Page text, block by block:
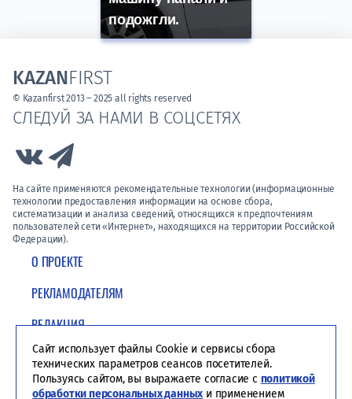
подожгли.
О ПРОЕКТЕ
РЕКЛАМОДАТЕЛЯМ
РЕДАКЦИЯ
ПОЛИТИКА КОНФИДЕНЦИАЛЬНОСТИ
СЛЕДУЙ ЗА НАМИ В СОЦСЕТЯХ
Link to Vk
На сайте применяются рекомендательные технологии (информационные
технологии предоставления информации на основе сбора,
систематизации и анализа сведений, относящихся к предпочтениям
пользователей сети «Интернет», находящихся на территории Российской
Федерации).
KAZANFIRST
© Kazanfirst 2013 – 2025 all rights reserved
Сайт использует файлы Cookie и сервисы сбора
технических параметров сеансов посетителей.
Пользуясь сайтом, вы выражаете согласие с политикой
обработки персональных данных и применением